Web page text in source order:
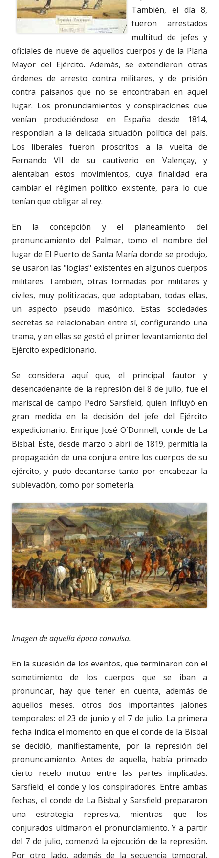
También, el día 8,
fueron arrestados
multitud de jefes y
oficiales de nueve de aquellos cuerpos y de la Plana
Mayor del Ejército. Además, se extendieron otras
órdenes de arresto contra militares, y de prisión
contra paisanos que no se encontraban en aquel
lugar. Los pronunciamientos y conspiraciones que
venían produciéndose en España desde 1814,
respondían a la delicada situación política del país.
Los liberales fueron proscritos a la vuelta de
Fernando VII de su cautiverio en Valençay, y
alentaban estos movimientos, cuya finalidad era
cambiar el régimen político existente, para lo que
tenían que obligar al rey.
En la concepción y el planeamiento del
pronunciamiento del Palmar, tomo el nombre del
lugar de El Puerto de Santa María donde se produjo,
se usaron las "logias" existentes en algunos cuerpos
militares. También, otras formadas por militares y
civiles, muy politizadas, que adoptaban, todas ellas,
un aspecto pseudo masónico. Estas sociedades
secretas se relacionaban entre sí, configurando una
trama, y en ellas se gestó el primer levantamiento del
Ejército expedicionario.
Se considera aquí que, el principal fautor y
desencadenante de la represión del 8 de julio, fue el
mariscal de campo Pedro Sarsfield, quien influyó en
gran medida en la decisión del jefe del Ejército
expedicionario, Enrique José O´Donnell, conde de La
Bisbal. Éste, desde marzo o abril de 1819, permitía la
propagación de una conjura entre los cuerpos de su
ejército, y pudo decantarse tanto por encabezar la
sublevación, como por someterla.
Imagen de aquella época convulsa.
En la sucesión de los eventos, que terminaron con el
sometimiento de los cuerpos que se iban a
pronunciar, hay que tener en cuenta, además de
aquellos meses, otros dos importantes jalones
temporales: el 23 de junio y el 7 de julio. La primera
fecha indica el momento en que el conde de la Bisbal
se decidió, manifiestamente, por la represión del
pronunciamiento. Antes de aquella, había primado
cierto recelo mutuo entre las partes implicadas:
Sarsfield, el conde y los conspiradores. Entre ambas
fechas, el conde de La Bisbal y Sarsfield prepararon
una estrategia represiva, mientras que los
conjurados ultimaron el pronunciamiento. Y a partir
del 7 de julio, comenzó la ejecución de la represión.
Por otro lado, además de la secuencia temporal,